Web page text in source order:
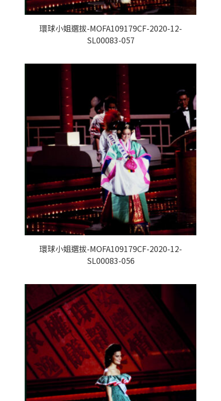
環球小姐選拔-MOFA109179CF-2020-12-
SL00083-057
環球小姐選拔-MOFA109179CF-2020-12-
SL00083-056